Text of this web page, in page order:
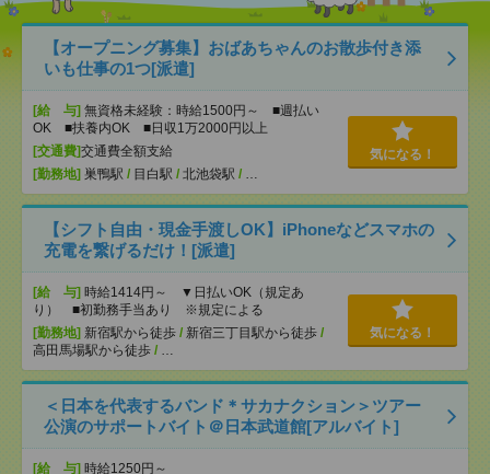
【オープニング募集】おばあちゃんのお散歩付き添
いも仕事の1つ[派遣]
[給 与] 無資格未経験：時給1500円～ ■週払い
OK ■扶養内OK ■日収1万2000円以上
[交通費]交通費全額支給
[勤務地] 巣鴨駅 / 目白駅 / 北池袋駅 / …
気になる！
【シフト自由・現金手渡しOK】iPhoneなどスマホの
充電を繋げるだけ！[派遣]
[給 与] 時給1414円～ ▼日払いOK（規定あ
り） ■初勤務手当あり ※規定による
[勤務地] 新宿駅から徒歩 / 新宿三丁目駅から徒歩 /
高田馬場駅から徒歩 / …
気になる！
＜日本を代表するバンド＊サカナクション＞ツアー
公演のサポートバイト＠日本武道館[アルバイト]
[給 与] 時給1250円～